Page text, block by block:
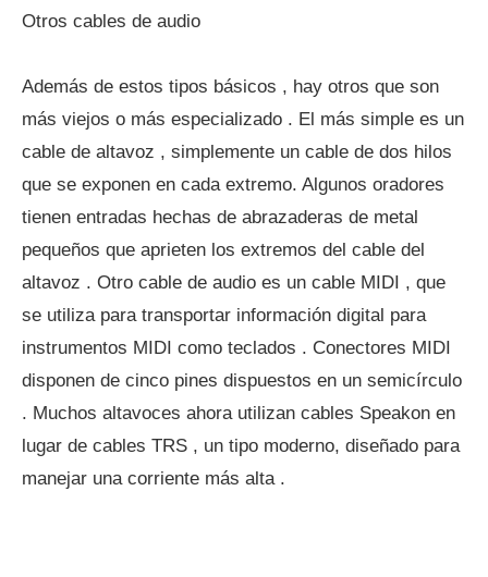
Otros cables de audio
Además de estos tipos básicos , hay otros que son
más viejos o más especializado . El más simple es un
cable de altavoz , simplemente un cable de dos hilos
que se exponen en cada extremo. Algunos oradores
tienen entradas hechas de abrazaderas de metal
pequeños que aprieten los extremos del cable del
altavoz . Otro cable de audio es un cable MIDI , que
se utiliza para transportar información digital para
instrumentos MIDI como teclados . Conectores MIDI
disponen de cinco pines dispuestos en un semicírculo
. Muchos altavoces ahora utilizan cables Speakon en
lugar de cables TRS , un tipo moderno, diseñado para
manejar una corriente más alta .